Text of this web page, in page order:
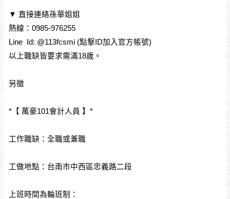
▼ 直接連絡孫華姐姐
熱線：0985-976255
Line  Id: @113fcsmi (點擊ID加入官方帳號)
以上職缺皆要求需滿18歲。
另徵
*【 萬豪101會計人員 】*
工作職缺：全職或兼職
工做地點：台南市中西區忠義路二段
上班時間為輪班制：